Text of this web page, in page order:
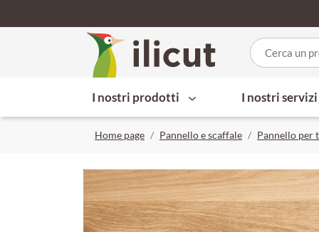
I nostri prodotti I nostri servizi
Home page Pannello e scaffale Pannello per